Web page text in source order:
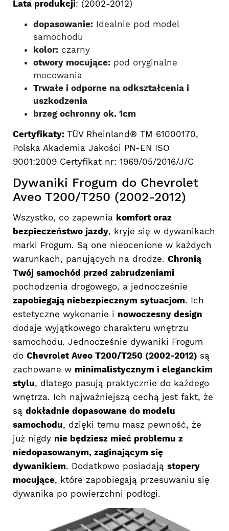
Lata produkcji: (2002-2012)
dopasowanie: Idealnie pod model
samochodu
kolor: czarny
otwory mocujące: pod oryginalne
mocowania
Trwałe i odporne na odkształcenia i
uszkodzenia
brzeg ochronny ok. 1cm
Certyfikaty: TÜV Rheinland® TM 61000170,
Polska Akademia Jakości PN-EN ISO
9001:2009 Certyfikat nr: 1969/05/2016/J/C
Dywaniki Frogum do Chevrolet
Aveo T200/T250 (2002-2012)
Wszystko, co zapewnia komfort oraz
bezpieczeństwo jazdy, kryje się w dywanikach
marki Frogum. Są one nieocenione w każdych
warunkach, panujących na drodze. Chronią
Twój samochód przed zabrudzeniami
pochodzenia drogowego, a jednocześnie
zapobiegają niebezpiecznym sytuacjom. Ich
estetyczne wykonanie i nowoczesny design
dodaje wyjątkowego charakteru wnętrzu
samochodu. Jednocześnie dywaniki Frogum
do Chevrolet Aveo T200/T250 (2002-2012) są
zachowane w minimalistycznym i eleganckim
stylu, dlatego pasują praktycznie do każdego
wnętrza. Ich najważniejszą cechą jest fakt, że
są dokładnie dopasowane do modelu
samochodu, dzięki temu masz pewność, że
już nigdy nie będziesz mieć problemu z
niedopasowanym, zaginającym się
dywanikiem. Dodatkowo posiadają stopery
mocujące, które zapobiegają przesuwaniu się
dywanika po powierzchni podłogi.